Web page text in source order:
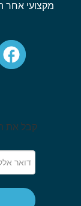
מקצועי אחר
קבל את